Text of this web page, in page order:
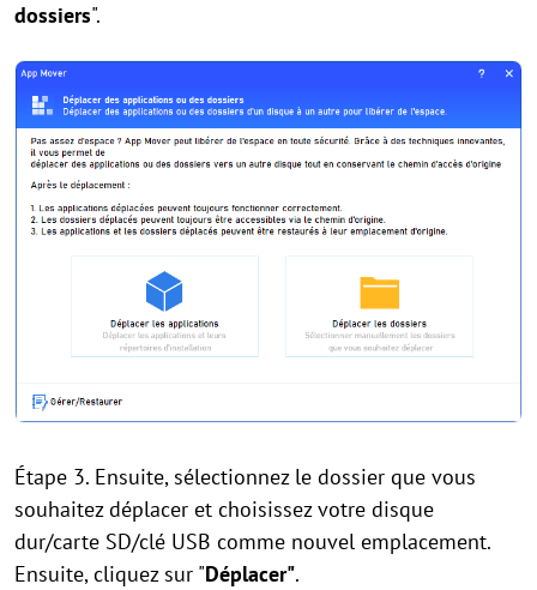
dossiers".
Étape 3. Ensuite, sélectionnez le dossier que vous
souhaitez déplacer et choisissez votre disque
dur/carte SD/clé USB comme nouvel emplacement.
Ensuite, cliquez sur "Déplacer".